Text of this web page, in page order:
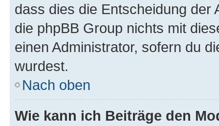
dass dies die Entscheidung der
die phpBB Group nichts mit
einen Administrator, sofern du
wurdest.
Nach oben
Wie kann ich Beiträge den